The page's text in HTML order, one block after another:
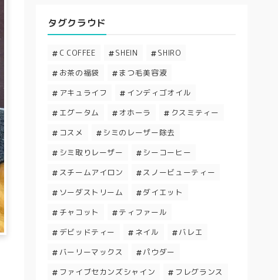
タグクラウド
C COFFEE SHEIN
SHIRO
お茶の福袋
まつ毛美容液
アキュライフ
インディゴオイル
エグータム
オホーラ
クスミティー
コスメ
シミのレーザー除去
シミ取りレーザー
シーコーヒー
スチームアイロン
スノービューティー
ソーダストリーム
ダイエット
チャコット
ティファール
デビッドティー
ネイル
バレエ
バーリーマックス
パウダー
ファイブセカンズシャイン
フレグランス